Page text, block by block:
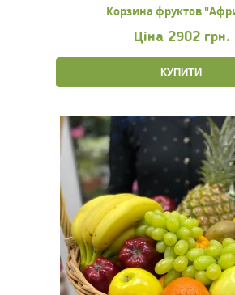
Корзина фруктов
Ціна 2902 грн.
КУПИТИ